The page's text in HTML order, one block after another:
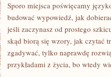
Sporo miejsca poświęcamy
budować wypowiedź, jak
jeśli zaczynasz od prostego
skąd biorą się wzory, jak czytać
zgadywać, tylko naprawdę
przykładami z życia, bo wtedy